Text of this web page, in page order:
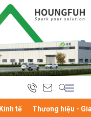
tế Thương hiệu -